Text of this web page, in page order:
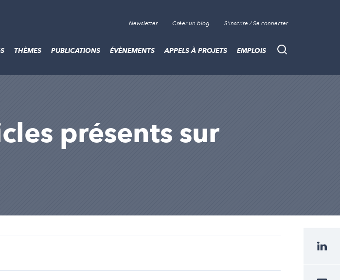
Newsletter Créer un blog S'inscrire / Se connecter
Recherche
THÈMES PUBLICATIONS ÉVÈNEMENTS APPELS À PROJETS EMPLOIS
présents sur